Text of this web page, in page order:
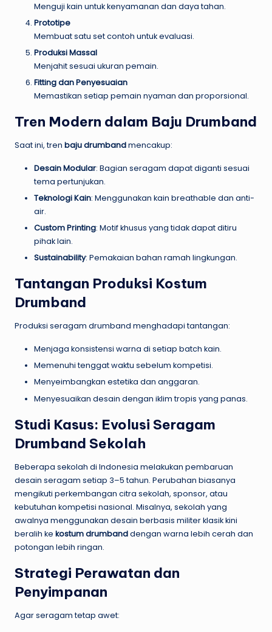
Menguji kain untuk kenyamanan dan daya tahan.
Prototipe
Membuat satu set contoh untuk evaluasi.
Produksi Massal
Menjahit sesuai ukuran pemain.
Fitting dan Penyesuaian
Memastikan setiap pemain nyaman dan proporsional.
Tren Modern dalam Baju Drumband
Saat ini, tren baju drumbandmencakup:
Desain Modular: Bagian seragam dapat diganti sesuai
tema pertunjukan.
Teknologi Kain: Menggunakan kain breathable dan anti-
air.
Custom Printing: Motif khusus yang tidak dapat ditiru
pihak lain.
Sustainability: Pemakaian bahan ramah lingkungan.
Tantangan Produksi Kostum
Drumband
Produksi seragam drumband menghadapi tantangan:
Menjaga konsistensi warna di setiap batch kain.
Memenuhi tenggat waktu sebelum kompetisi.
Menyeimbangkan estetika dan anggaran.
Menyesuaikan desain dengan iklim tropis yang panas.
Studi Kasus: Evolusi Seragam
Drumband Sekolah
Beberapa sekolah di Indonesia melakukan pembaruan
desain seragam setiap 3–5 tahun. Perubahan biasanya
mengikuti perkembangan citra sekolah, sponsor, atau
kebutuhan kompetisi nasional. Misalnya, sekolah yang
awalnya menggunakan desain berbasis militer klasik kini
beralih ke kostum drumbanddengan warna lebih cerah dan
potongan lebih ringan.
Strategi Perawatan dan
Penyimpanan
Agar seragam tetap awet: